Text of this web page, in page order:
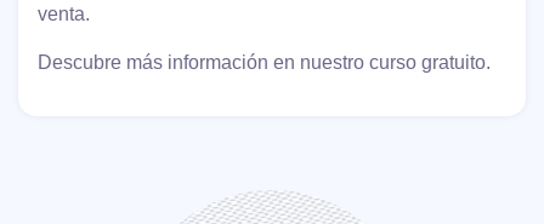
venta.
Descubre más información en nuestro curso gratuito.